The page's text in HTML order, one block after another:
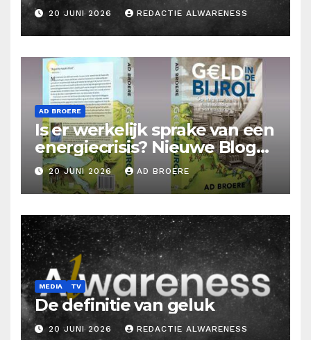
20 JUNI 2026 REDACTIE ALWARENESS
AD BROERE
Is er werkelijk sprake van een
energiecrisis? Nieuwe Blog
Ad Broere
20 JUNI 2026 AD BROERE
MEDIA TV
De definitie van geluk
20 JUNI 2026 REDACTIE ALWARENESS